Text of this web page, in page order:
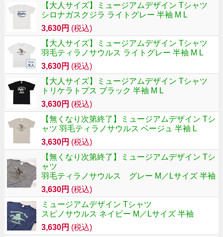
【大人サイズ】ミュージアムデザイン Tシャツ
シロナガスクジラ ライトグレー 半袖 M L
3,630円 (税込)
【大人サイズ】ミュージアムデザイン Tシャツ
羽毛ティラノサウルス ライトグレー 半袖 M L
3,630円 (税込)
【大人サイズ】ミュージアムデザイン Tシャツ
トリケラトプス ブラック 半袖 M L
3,630円 (税込)
【無くなり次第終了】ミュージアムデザイン Tシ
ャツ 羽毛ティラノサウルス ベージュ 半袖 L
3,630円 (税込)
【無くなり次第終了】ミュージアムデザイン Tシ
ャツ
羽毛ティラノサウルス グレー M／Lサイズ 半袖
3,630円 (税込)
ミュージアムデザイン Tシャツ
スピノサウルス ネイビー M／Lサイズ 半袖
3,630円 (税込)